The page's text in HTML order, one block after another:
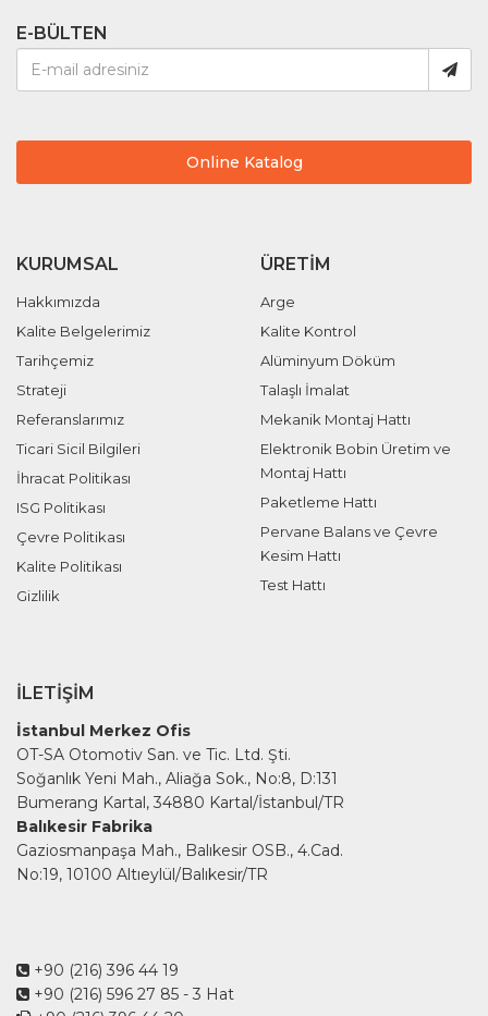
E-BÜLTEN
Online Katalog
KURUMSAL
Hakkımızda
Kalite Belgelerimiz
Tarihçemiz
Strateji
Referanslarımız
Ticari Sicil Bilgileri
İhracat Politikası
ISG Politikası
Çevre Politikası
Kalite Politikası
Gizlilik
ÜRETIM
Arge
Kalite Kontrol
Alüminyum Döküm
Talaşlı İmalat
Mekanik Montaj Hattı
Elektronik Bobin Üretim ve
Montaj Hattı
Paketleme Hattı
Pervane Balans ve Çevre
Kesim Hattı
Test Hattı
İLETIŞIM
İstanbul Merkez Ofis
OT-SA Otomotiv San. ve Tic. Ltd. Şti.
Soğanlık Yeni Mah., Aliağa Sok., No:8, D:131
Bumerang Kartal, 34880 Kartal/İstanbul/TR
Balıkesir Fabrika
Gaziosmanpaşa Mah., Balıkesir OSB., 4.Cad.
No:19, 10100 Altıeylül/Balıkesir/TR
+90 (216) 396 44 19
+90 (216) 596 27 85 - 3 Hat